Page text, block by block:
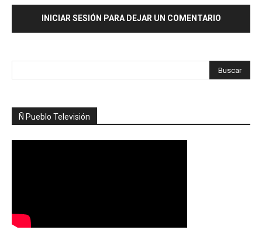
INICIAR SESIÓN PARA DEJAR UN COMENTARIO
Ñ Pueblo Televisión